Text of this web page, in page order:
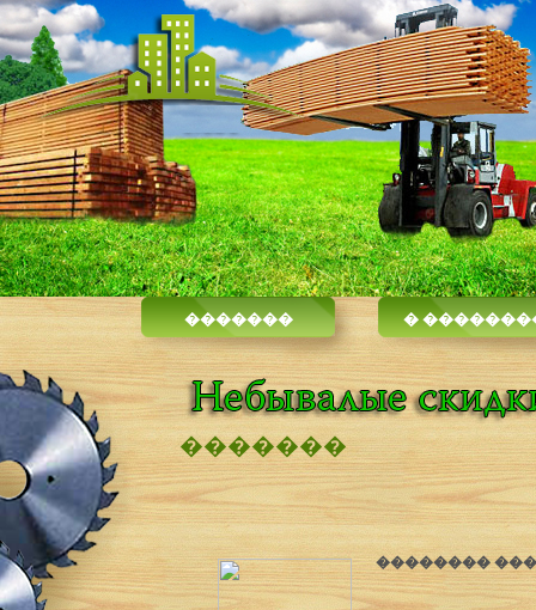
������� �
�������
��������